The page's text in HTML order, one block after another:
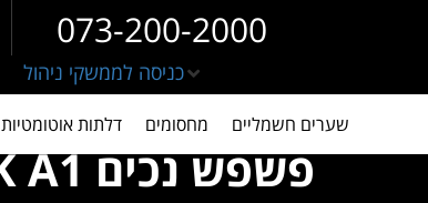
073-200-2000
כניסה לממשקי ניהול
שערים חשמליים מחסומים דלתות אוטומטיות
פשפש נכים OZAK A1